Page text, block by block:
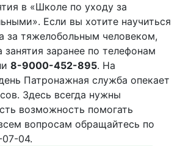
в «Школе по уходу за
Если вы хотите научиться
за тяжелобольным человеком,
занятия заранее по телефонам
8-9000-452-895. На
Патронажная служба опекает
Здесь всегда нужны
возможность помогать
вопросам обращайтесь по
04.